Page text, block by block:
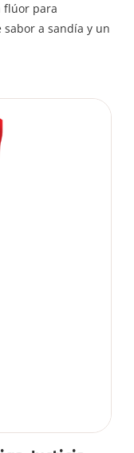
flúor para
a sandía y un